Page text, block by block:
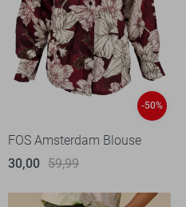
-50%
FOS Amsterdam Blouse
30,00 59,99